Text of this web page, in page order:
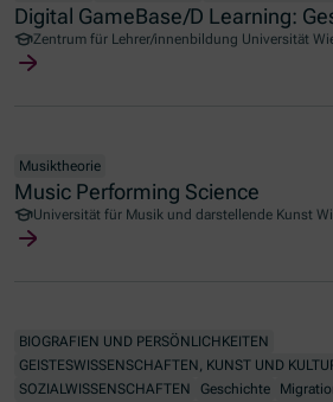
Digital GameBase/D Learning:
Zentrum für Lehrer/innenbildung Universität
Musiktheorie
Music Performing Science
Universität für Musik und darstellende Kunst
BIOGRAFIEN UND PERSÖNLICHKEITEN
GEISTESWISSENSCHAFTEN, KUNST UND
SOZIALWISSENSCHAFTEN
Geschichte